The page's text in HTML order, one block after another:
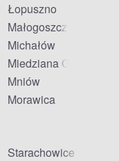
Łopuszno
Małogoszcz
Michałów
Miedziana Góra
Mniów
Morawica
Starachowice